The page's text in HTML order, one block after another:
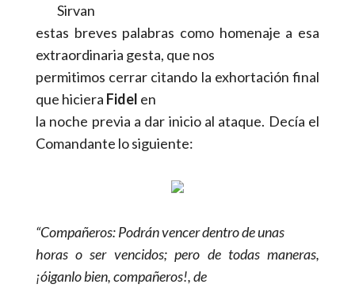
Sirvan
estas breves palabras como homenaje a esa
extraordinaria gesta, que nos
permitimos cerrar citando la exhortación final
que hiciera Fidel en
la noche previa a dar inicio al ataque. Decía el
Comandante lo siguiente:
“Compañeros: Podrán vencer dentro de unas
horas o ser vencidos; pero de todas maneras,
¡óiganlo bien, compañeros!, de